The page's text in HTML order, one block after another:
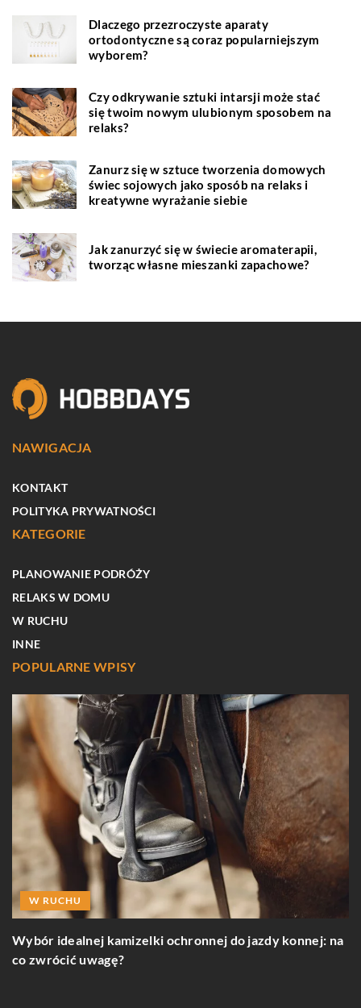
Dlaczego przezroczyste aparaty
ortodontyczne są coraz popularniejszym
wyborem?
Czy odkrywanie sztuki intarsji może stać
się twoim nowym ulubionym sposobem na
relaks?
Zanurz się w sztuce tworzenia domowych
świec sojowych jako sposób na relaks i
kreatywne wyrażanie siebie
Jak zanurzyć się w świecie aromaterapii,
tworząc własne mieszanki zapachowe?
NAWIGACJA
KONTAKT
POLITYKA PRYWATNOŚCI
KATEGORIE
PLANOWANIE PODRÓŻY
RELAKS W DOMU
W RUCHU
INNE
POPULARNE WPISY
W RUCHU
Wybór idealnej kamizelki ochronnej do jazdy konnej: na
co zwrócić uwagę?